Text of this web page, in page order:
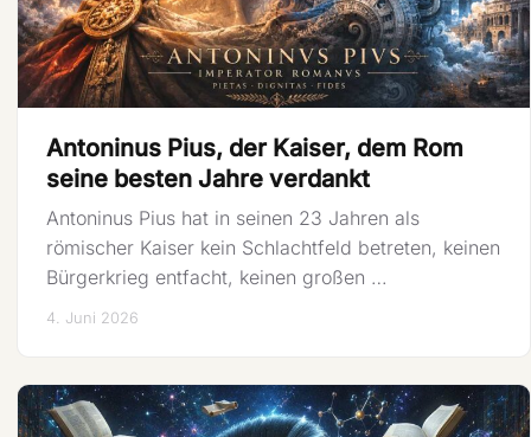
Antoninus Pius, der Kaiser, dem Rom
seine besten Jahre verdankt
Antoninus Pius hat in seinen 23 Jahren als
römischer Kaiser kein Schlachtfeld betreten, keinen
Bürgerkrieg entfacht, keinen großen …
4. Juni 2026